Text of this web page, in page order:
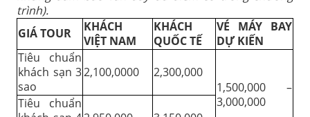
trình).
GIÁ TOUR
KHÁCH
VIỆT NAM
KHÁCH
QUỐC TẾ
VÉ MÁY BAY
DỰ KIẾN
Tiêu chuẩn
khách sạn 3
sao
2,100,0000
2,300,000
1,500,000 –
3,000,000
Tiêu chuẩn